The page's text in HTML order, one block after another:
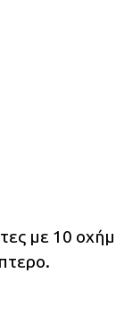
με 10